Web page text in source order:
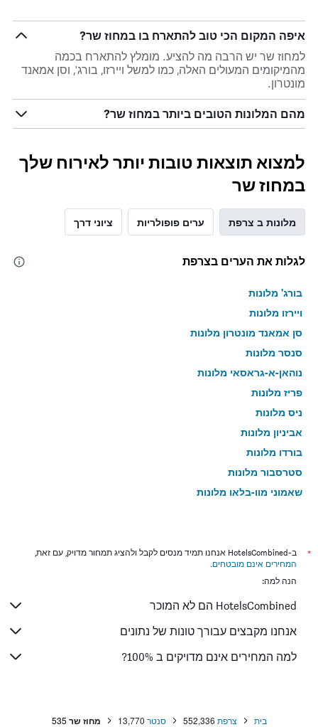
איפה המקום הכי טוב להתארח בו במחוז שר?
למחוז שר יש הרבה מה להציע. מומלץ להתארח בכמה
מהמיקומים המעולים האלה, כמו למשל ויירזו, בורג', וסן אמאנד
מונטרון.
מהם המלונות הטובים ביותר במחוז שר?
למצוא תוצאות טובות יותר לאירוח שלך
במחוז שר
מלונות ב צרפת ערים פופולריות ציוני דרך
לגלות את הערים בצרפת
בורג' מלונות
ויירזו מלונות
סן אמאנד מונטרון מלונות
סנסר מלונות
נוהאן-א-גראסאי מלונות
פריז מלונות
ניס מלונות
אביניון מלונות
בורדו מלונות
סטרסבור מלונות
שאמוני מון-בלאן מלונות
*
ב-HotelsCombined אנחנו תמיד מנסים לקבל ולהציג תמחור מדויק, עם זאת,
המחירים אינם מובטחים.
הנה למה:
HotelsCombined הם לא המוכר
אנחנו מקבצים עבורך טונות של נתונים
למה המחירים אינם מדויקים ב 100%?
בית צרפת 552,336 סנטר 13,770 מחוז שר 535